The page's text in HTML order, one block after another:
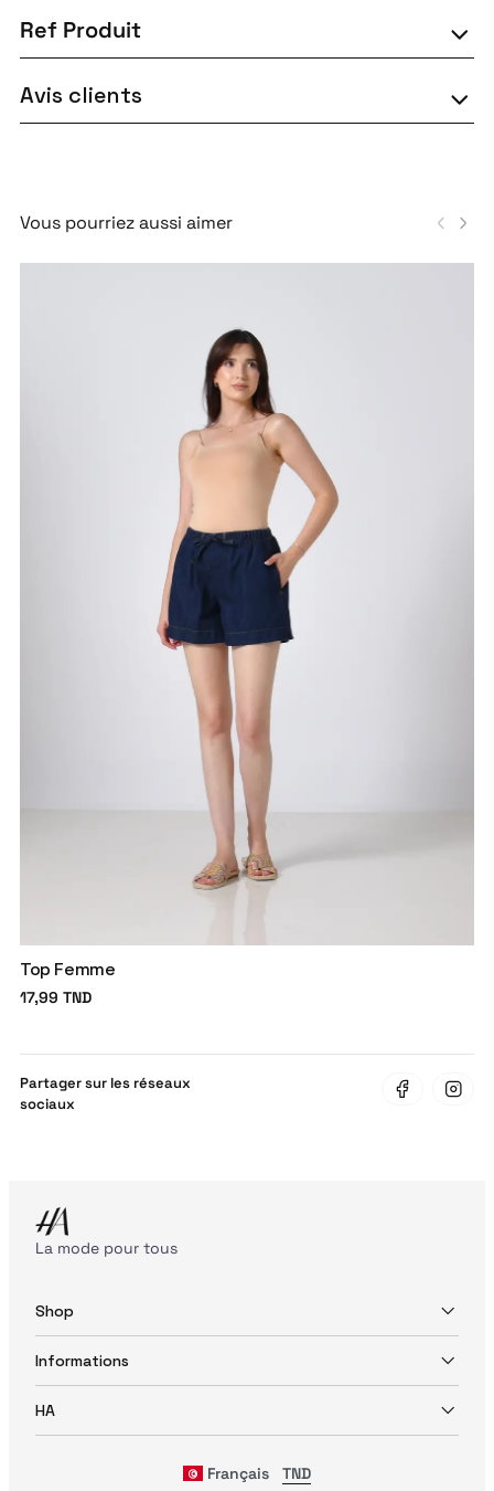
Ref Produit
Avis clients
Vous pourriez aussi aimer
Top Femme
17,99 TND
Partager sur les réseaux
sociaux
La mode pour tous
Shop
Informations
HA
Français TND